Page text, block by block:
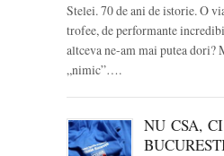
Stelei. 70 de ani de istorie. O
trofee, de performante
altceva ne-am mai putea dori?
„nimic”….
NU CSA,